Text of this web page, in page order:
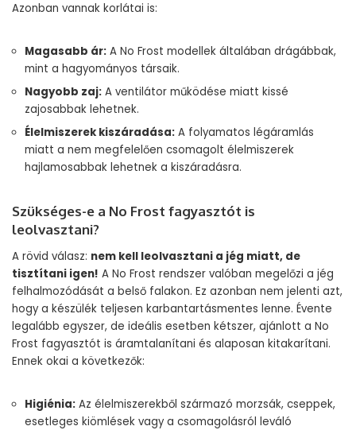
Azonban vannak korlátai is:
Magasabb ár: A No Frost modellek általában drágábbak,
mint a hagyományos társaik.
Nagyobb zaj: A ventilátor működése miatt kissé
zajosabbak lehetnek.
Élelmiszerek kiszáradása: A folyamatos légáramlás
miatt a nem megfelelően csomagolt élelmiszerek
hajlamosabbak lehetnek a kiszáradásra.
Szükséges-e a No Frost fagyasztót is
leolvasztani?
A rövid válasz: nem kell leolvasztani a jég miatt, de
tisztítani igen! A No Frost rendszer valóban megelőzi a jég
felhalmozódását a belső falakon. Ez azonban nem jelenti azt,
hogy a készülék teljesen karbantartásmentes lenne. Évente
legalább egyszer, de ideális esetben kétszer, ajánlott a No
Frost fagyasztót is áramtalanítani és alaposan kitakarítani.
Ennek okai a következők:
Higiénia: Az élelmiszerekből származó morzsák, cseppek,
esetleges kiömlések vagy a csomagolásról leváló